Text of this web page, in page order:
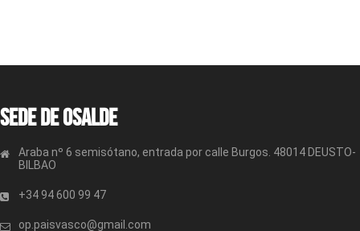
Sede de OSALDE
Araba nº 6 semisótano, entrada por calle Burgos. 48014 DEUSTO-
BILBAO
+34 94 600 99 47
op.paisvasco@gmail.com